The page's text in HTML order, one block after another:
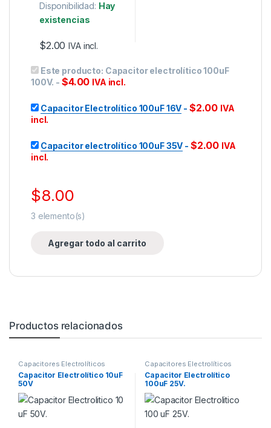
Disponibilidad: Hay
existencias
$2.00 IVA incl.
Este producto: Capacitor electrolítico 100uF
100V. - $4.00 IVA incl.
Capacitor Electrolítico 100uF 16V - $2.00 IVA
incl.
Capacitor electrolítico 100uF 35V - $2.00 IVA
incl.
$8.00
3 elemento(s)
Agregar todo al carrito
Productos relacionados
Capacitores Electrolíticos
Capacitor Electrolítico 10uF
50V
Capacitores Electrolíticos
Capacitor Electrolítico
100uF 25V.